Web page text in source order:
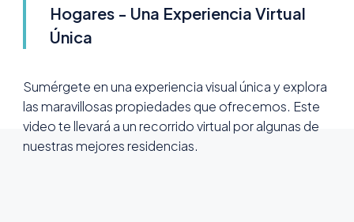
Hogares - Una Experiencia Virtual
Única
Sumérgete en una experiencia visual única y explora
las maravillosas propiedades que ofrecemos. Este
video te llevará a un recorrido virtual por algunas de
nuestras mejores residencias.